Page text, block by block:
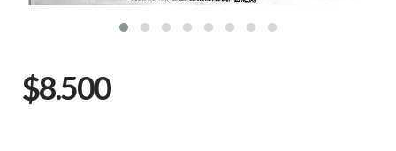
$8.500